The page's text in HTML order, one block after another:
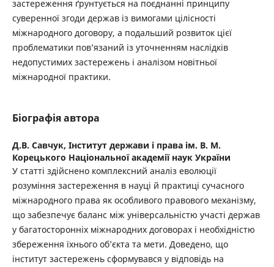
застереження ґрунтується на поєднанні принципу
суверенної згоди держав із вимогами цілісності
міжнародного договору, а подальший розвиток цієї
проблематики пов’язаний із уточненням наслідків
недопустимих застережень і аналізом новітньої
міжнародної практики.
Біографія автора
Д.В. Савчук, Інститут держави і права ім. В. М.
Корецького Національної академії наук України
У статті здійснено комплексний аналіз еволюції
розуміння застереження в науці й практиці сучасного
міжнародного права як особливого правового механізму,
що забезпечує баланс між універсальністю участі держав
у багатосторонніх міжнародних договорах і необхідністю
збереження їхнього об’єкта та мети. Доведено, що
інститут застережень сформувався у відповідь на